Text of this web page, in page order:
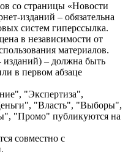
со страницы «Новости
изданий – обязательна
систем гиперссылка.
в независимости от
материалов.
изданий) – должна быть
в первом абзаце
"Экспертиза",
"Власть", "Выборы",
"Промо" публикуются на
совместно с